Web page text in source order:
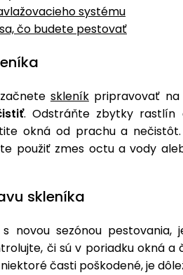
systému
čo budete pestovať
skleníkpripravovať na
. Odstráňte zbytky rastlín
okná od prachu a
použiť zmes octu a vody
skleníka
novou sezónou pestovania,
či sú v poriadku okná
niektoré časti poškodené, je